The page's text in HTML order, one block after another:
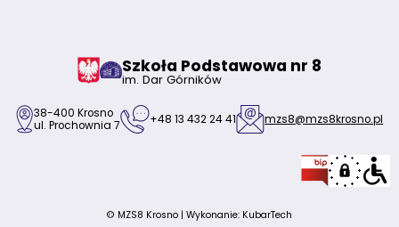
Szkoła Podstawowa nr 8
im. Dar Górników
38-400 Krosno
ul. Prochownia 7
+48 13 432 24 41 mzs8@mzs8krosno.pl
© MZS8 Krosno | Wykonanie: KubarTech